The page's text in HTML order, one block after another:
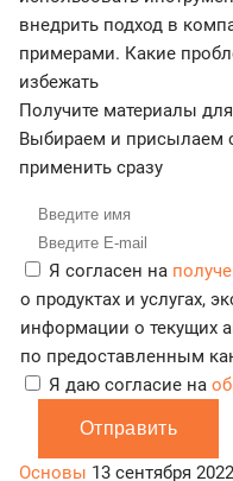
внедрить подход в
примерами. Какие
избежать
Получите материалы
Выбираем и присылаем
применить сразу
Я согласен на
о продуктах и услугах,
информации о текущих
по предоставленным
Я даю согласие на
Отправить
Основы 13 сентября 2022